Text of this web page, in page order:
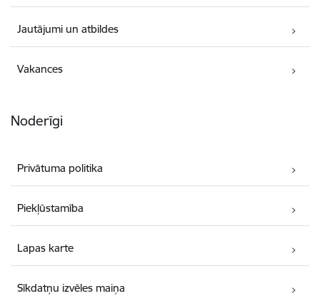
Jautājumi un atbildes
Vakances
Noderīgi
Privātuma politika
Piekļūstamība
Lapas karte
Sīkdatņu izvēles maiņa